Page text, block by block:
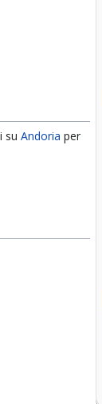
su Andoria per